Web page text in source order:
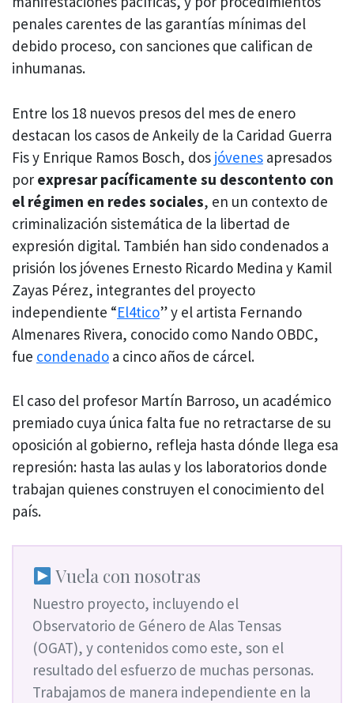
penales carentes de las garantías mínimas del
debido proceso, con sanciones que califican de
inhumanas.
Entre los 18 nuevos presos del mes de enero
destacan los casos de Ankeily de la Caridad Guerra
Fis y Enrique Ramos Bosch, dos jóvenes apresados
por expresar pacíficamente su descontento con
el régimen en redes sociales, en un contexto de
criminalización sistemática de la libertad de
expresión digital. También han sido condenados a
prisión los jóvenes Ernesto Ricardo Medina y Kamil
Zayas Pérez, integrantes del proyecto
independiente “El4tico” y el artista Fernando
Almenares Rivera, conocido como Nando OBDC,
fue condenado a cinco años de cárcel.
El caso del profesor Martín Barroso, un académico
premiado cuya única falta fue no retractarse de su
oposición al gobierno, refleja hasta dónde llega esa
represión: hasta las aulas y los laboratorios donde
trabajan quienes construyen el conocimiento del
país.
Vuela con nosotras
Nuestro proyecto, incluyendo el
Observatorio de Género de Alas Tensas
(OGAT), y contenidos como este, son el
resultado del esfuerzo de muchas personas.
Trabajamos de manera independiente en la